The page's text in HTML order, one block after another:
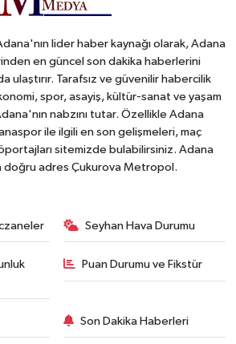
lider haber kaynağı olarak, Adana
en güncel son dakika haberlerini
ulaştırır. Tarafsız ve güvenilir habercilik
spor, asayiş, kültür-sanat ve yaşam
nabzını tutar. Özellikle Adana
ile ilgili en son gelişmeleri, maç
sitemizde bulabilirsiniz. Adana
doğru adres Çukurova Metropol.
Seyhan Hava Durumu
Puan Durumu ve Fikstür
Son Dakika Haberleri